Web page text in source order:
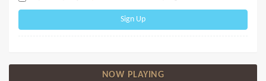
Sign Up
NOW PLAYING